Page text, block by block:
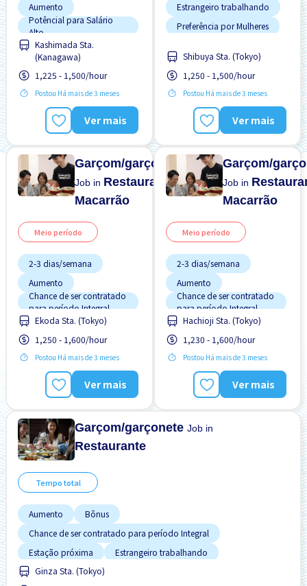
Aumento
Potêncial para Salário
Alto
Preferência por Mulheres
Preferência por Visto de
Estudante
Refeições Fornecidas
Transporte pago
Kashimada Sta.
(Kanagawa)
1,225 - 1,500/hour
Postou Há mais de 3 meses
Ver mais
Estrangeiro trabalhando
Preferência por Mulheres
Estudante
Sem experiência OK
Shibuya Sta. (Tokyo)
1,250 - 1,500/hour
Postou Há mais de 3 meses
Ver mais
Garçom/garçonete
Job in Restaurante/
Macarrão
Meio período
2-3 dias/semana
Aumento
Chance de ser contratado
para período Integral
Estrangeiro trabalhando
Menos com o tempo
Potêncial para Salário
Preferência por Mulheres
Promoção
Refeições Fornecidas
Ekoda Sta. (Tokyo)
1,250 - 1,600/hour
Postou Há mais de 3 meses
Ver mais
Garçom/
Job in
Macarrão
Meio período
2-3 dias/semana
Aumento
Chance de ser contratado
para período Integral
Estação próxima
Estrangeiro trabalhando
Menos com o tempo
Preferência por Mulheres
Promoção
Hachioji Sta. (Tokyo)
1,230 - 1,600/hour
Postou Há mais de 3 meses
Ver mais
Garçom/garçoneteJob in
Restaurante
Tempo total
Aumento
Bônus
Chance de ser contratado para período Integral
Estação próxima
Estrangeiro trabalhando
Potêncial para Salário Alto
Ginza Sta. (Tokyo)